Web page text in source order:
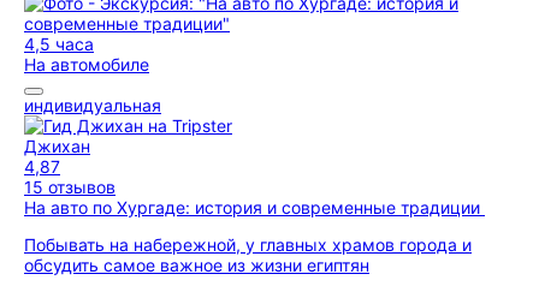
4,5 часа
На автомобиле
индивидуальная
Джихан
4,87
15 отзывов
На авто по Хургаде: история и современные традиции
Побывать на набережной, у главных храмов города и
обсудить самое важное из жизни египтян